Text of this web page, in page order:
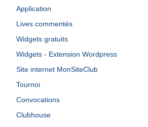
Application
Lives commentés
Widgets gratuits
Widgets - Extension Wordpress
Site internet MonSiteClub
Tournoi
Convocations
Clubhouse